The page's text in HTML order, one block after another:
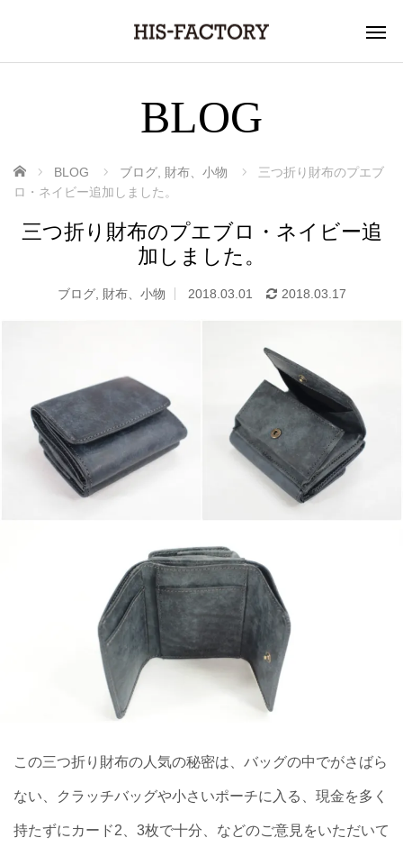
BLOG
ホーム BLOG ブログ 財布、小物
三つ折り財布のプエブ
ロ・ネイビー追加しました。
三つ折り財布のプエブロ・ネイビー追
加しました。
ブログ, 財布、小物 2018.03.01 2018.03.17
この三つ折り財布の人気の秘密は、バッグの中でがさばら
ない、クラッチバッグや小さいポーチに入る、現金を多く
持たずにカード2、3枚で十分、などのご意見をいただいて